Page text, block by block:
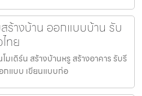
ร้างบ้าน ออกแบบบ้าน รับ
ทย
เดิร์น สร้างบ้านหรู สร้างอาคาร รับรี
กแบบ เขียนแบบก่อ